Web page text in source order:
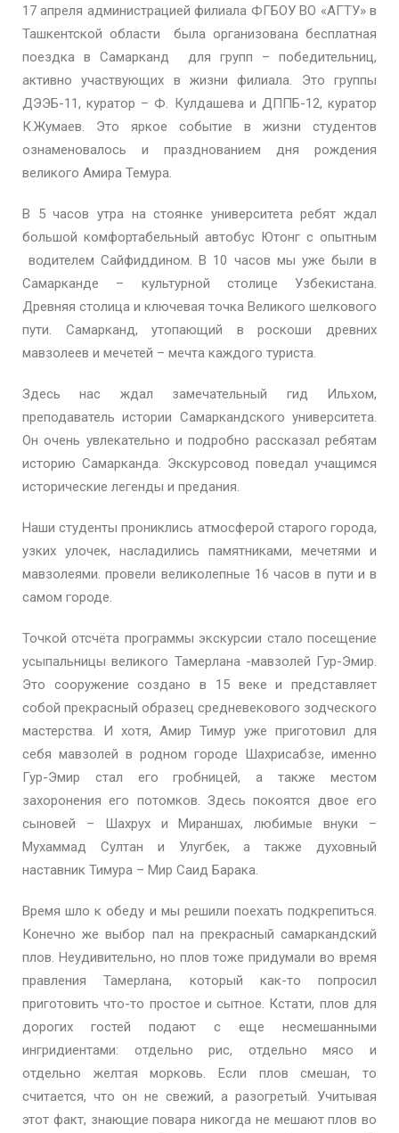
17 апреля администрацией филиала ФГБОУ ВО «АГТУ» в
Ташкентской области была организована бесплатная
поездка в Самарканд для групп – победительниц,
активно участвующих в жизни филиала. Это группы
ДЭЭБ-11, куратор – Ф. Кулдашева и ДППБ-12, куратор
К.Жумаев. Это яркое событие в жизни студентов
ознаменовалось и празднованием дня рождения
великого Амира Темура.
В 5 часов утра на стоянке университета ребят ждал
большой комфортабельный автобус Ютонг с опытным
водителем Сайфиддином. В 10 часов мы уже были в
Самарканде – культурной столице Узбекистана.
Древняя столица и ключевая точка Великого шелкового
пути. Самарканд, утопающий в роскоши древних
мавзолеев и мечетей – мечта каждого туриста.
Здесь нас ждал замечательный гид Ильхом,
преподаватель истории Самаркандского университета.
Он очень увлекательно и подробно рассказал ребятам
историю Самарканда. Экскурсовод поведал учащимся
исторические легенды и предания.
Наши студенты прониклись атмосферой старого города,
узких улочек, насладились памятниками, мечетями и
мавзолеями. провели великолепные 16 часов в пути и в
самом городе.
Точкой отсчёта программы экскурсии стало посещение
усыпальницы великого Тамерлана -мавзолей Гур-Эмир.
Это сооружение создано в 15 веке и представляет
собой прекрасный образец средневекового зодческого
мастерства. И хотя, Амир Тимур уже приготовил для
себя мавзолей в родном городе Шахрисабзе, именно
Гур-Эмир стал его гробницей, а также местом
захоронения его потомков. Здесь покоятся двое его
сыновей – Шахрух и Мираншах, любимые внуки –
Мухаммад Султан и Улугбек, а также духовный
наставник Тимура – Мир Саид Барака.
Время шло к обеду и мы решили поехать подкрепиться.
Конечно же выбор пал на прекрасный самаркандский
плов. Неудивительно, но плов тоже придумали во время
правления Тамерлана, который как-то попросил
приготовить что-то простое и сытное. Кстати, плов для
дорогих гостей подают с еще несмешанными
ингридиентами: отдельно рис, отдельно мясо и
отдельно желтая морковь. Если плов смешан, то
считается, что он не свежий, а разогретый. Учитывая
этот факт, знающие повара никогда не мешают плов во